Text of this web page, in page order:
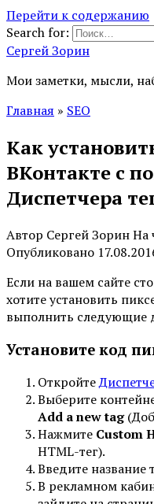
Перейти к содержанию
Search for:
Сергей Зорин
Мои заметки, мысли,
Главная » SEO
Как
ВКонтакте с
Диспетчера
Автор Сергей ЗоринНа
Опубликовано
Если на вашем сайте
хотите установить
выполнить следующие
Установите код
Откройте
Выберите
Add a new tag
Нажмите Custom
HTML-тег).
Введите название
В рекламном